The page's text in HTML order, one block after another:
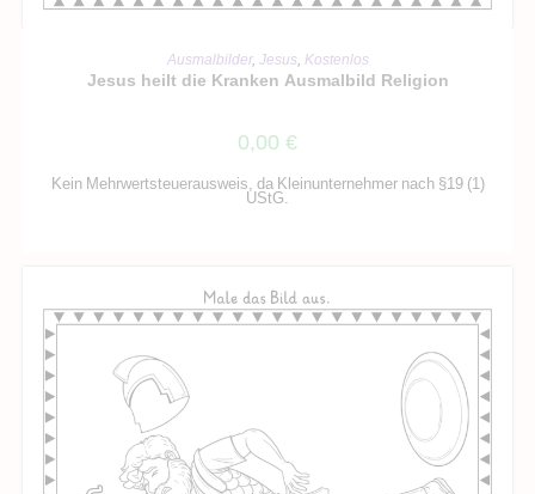
IN DEN WARENKORB
Ausmalbilder, Jesus, Kostenlos
Jesus heilt die Kranken Ausmalbild Religion
0,00 €
Kein Mehrwertsteuerausweis, da Kleinunternehmer nach §19 (1)
UStG.